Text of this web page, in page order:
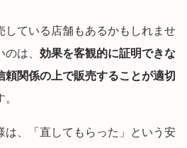
している店舗もあるかもしれませ
は、 効果を客観的に証明できな
頼関係の上で販売することが適切
は、「直してもらった」という安